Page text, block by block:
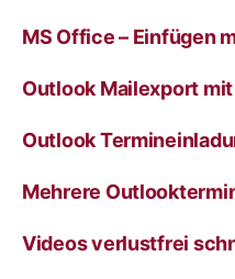
MS Office – Einfügen
Outlook Mailexport
Outlook
Mehrere
Videos verlustfrei